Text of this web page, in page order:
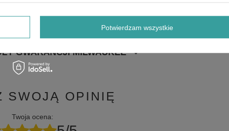
GWARANCJI MILWAUKEE
SWOJĄ OPINIĘ
Twoja ocena:
Potwierdzam wszystkie